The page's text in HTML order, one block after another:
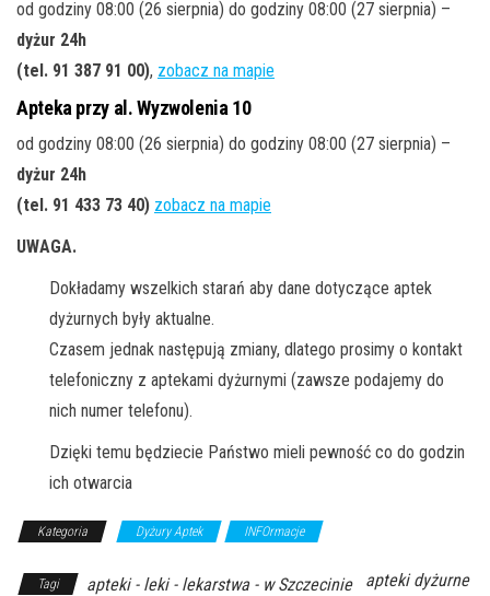
od godziny 08:00 (26 sierpnia) do godziny 08:00 (27 sierpnia) –
dyżur 24h
(tel. 91 387 91 00), zobacz na mapie
Apteka przy al. Wyzwolenia 10
od godziny 08:00 (26 sierpnia) do godziny 08:00 (27 sierpnia) –
dyżur 24h
(tel. 91 433 73 40) zobacz na mapie
UWAGA.
Dokładamy wszelkich starań aby dane dotyczące aptek
dyżurnych były aktualne.
Czasem jednak następują zmiany, dlatego prosimy o kontakt
telefoniczny z aptekami dyżurnymi (zawsze podajemy do
nich numer telefonu).
Dzięki temu będziecie Państwo mieli pewność co do godzin
ich otwarcia
Kategoria Dyżury Aptek INFOrmacje
Tagi apteki - leki - lekarstwa - w Szczecinie
apteki dyżurne